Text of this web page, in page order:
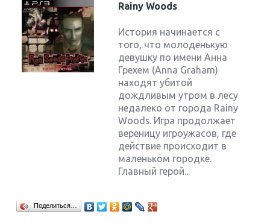
Rainy Woods
История начинается с
того, что молоденькую
девушку по имени Анна
Грехем (Anna Graham)
находят убитой
дождливым утром в лесу
недалеко от города Rainy
Woods. Игра продолжает
вереницу игроужасов, где
действие происходит в
маленьком городке.
Главный герой...
Поделиться…